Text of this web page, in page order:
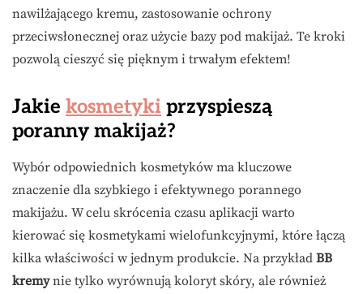
nawilżającego kremu, zastosowanie ochrony
przeciwsłonecznej oraz użycie bazy pod makijaż. Te kroki
pozwolą cieszyć się pięknym i trwałym efektem!
Jakie kosmetyki przyspieszą
poranny makijaż?
Wybór odpowiednich kosmetyków ma kluczowe
znaczenie dla szybkiego i efektywnego porannego
makijażu. W celu skrócenia czasu aplikacji warto
kierować się kosmetykami wielofunkcyjnymi, które łączą
kilka właściwości w jednym produkcie. Na przykład BB
kremynie tylko wyrównują koloryt skóry, ale również